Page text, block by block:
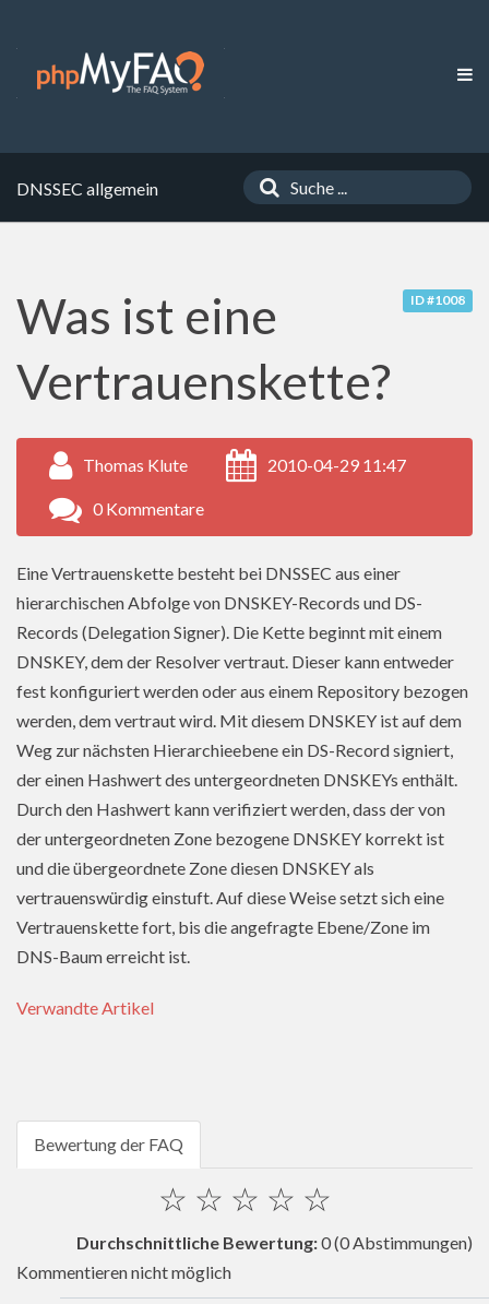
DNSSEC allgemein
ID #1008
Was ist eine
Vertrauenskette?
Thomas Klute 2010-04-29 11:47
0 Kommentare
Eine Vertrauenskette besteht bei DNSSEC aus einer
hierarchischen Abfolge von DNSKEY-Records und DS-
Records (Delegation Signer). Die Kette beginnt mit einem
DNSKEY, dem der Resolver vertraut. Dieser kann entweder
fest konfiguriert werden oder aus einem Repository bezogen
werden, dem vertraut wird. Mit diesem DNSKEY ist auf dem
Weg zur nächsten Hierarchieebene ein DS-Record signiert,
der einen Hashwert des untergeordneten DNSKEYs enthält.
Durch den Hashwert kann verifiziert werden, dass der von
der untergeordneten Zone bezogene DNSKEY korrekt ist
und die übergeordnete Zone diesen DNSKEY als
vertrauenswürdig einstuft. Auf diese Weise setzt sich eine
Vertrauenskette fort, bis die angefragte Ebene/Zone im
DNS-Baum erreicht ist.
Verwandte Artikel
Bewertung der FAQ
☆
☆
☆
☆
☆
Durchschnittliche Bewertung:0(0 Abstimmungen)
Kommentieren nicht möglich